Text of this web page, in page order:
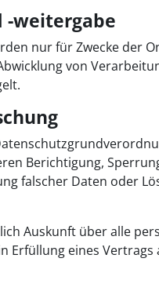
-weitergabe
nur für Zwecke der
von
Berichtigung,
falscher Daten oder
Auskunft über alle
Erfüllung eines